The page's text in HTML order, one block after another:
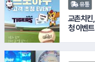
유통
교촌치킨
청 이벤
#삼성그룹
#SK에코플랜트
#LG유플러스